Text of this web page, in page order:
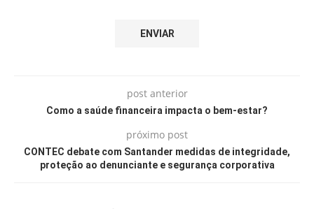
post anterior
Como a saúde financeira impacta o bem-estar?
próximo post
CONTEC debate com Santander medidas de integridade,
proteção ao denunciante e segurança corporativa